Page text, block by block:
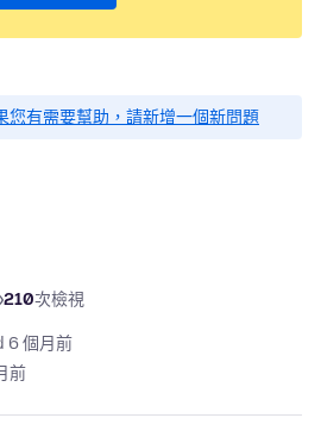
您有需要幫助，請新增一個新問題
210次檢視
6 個月前
前